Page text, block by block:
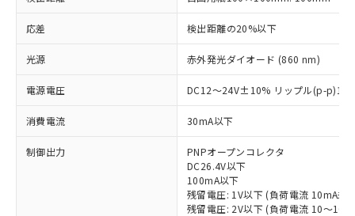
応差 検出距離の20%以下
光源 赤外発光ダイオード (860 nm)
電源電圧 DC12～24V±10% リップル(p-
消費電流 30mA以下
制御出力
PNPオープンコレクタ
DC26.4V以下
100mA以下
残留電圧: 1V以下 (負荷電流 10mA未
残留電圧: 2V以下 (負荷電流 10～